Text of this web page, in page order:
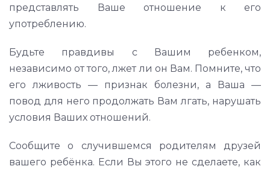
представлять Ваше отношение к его
употреблению.
Будьте правдивы с Вашим ребенком,
независимо от того, лжет ли он Вам. Помните, что
его лживость — признак болезни, а Ваша —
повод для него продолжать Вам лгать, нарушать
условия Ваших отношений.
Сообщите о случившемся родителям друзей
вашего ребёнка. Если Вы этого не сделаете, как